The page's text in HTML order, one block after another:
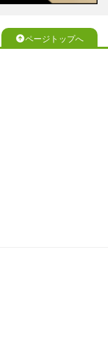
ページトップへ